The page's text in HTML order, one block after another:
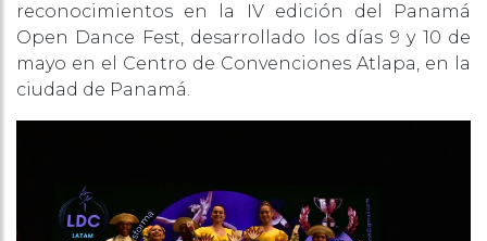
reconocimientos en la IV edición del Panamá
Open Dance Fest, desarrollado los días 9 y 10 de
mayo en el Centro de Convenciones Atlapa, en la
ciudad de Panamá.